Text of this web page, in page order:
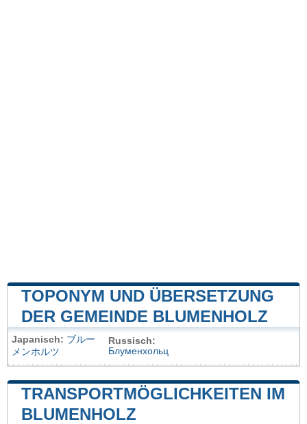
TOPONYM UND ÜBERSETZUNG
DER GEMEINDE BLUMENHOLZ
Japanisch: ブルー
メンホルツ
Russisch:
Блуменхольц
TRANSPORTMÖGLICHKEITEN IM
BLUMENHOLZ